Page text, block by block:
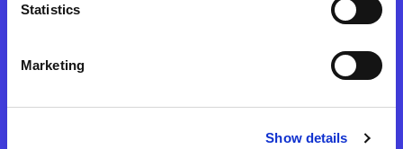
Statistics
Marketing
Show details
Progettare il futuro della mobilità:
disposizione dei decision maker